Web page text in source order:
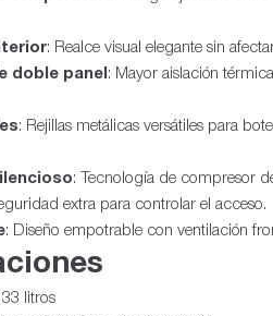
: Realce visual elegante sin
doble panel : Mayor aislación
: Rejillas metálicas versátiles para
: Tecnología de compresor
extra para controlar el acceso.
: Diseño empotrable con ventilación
litros